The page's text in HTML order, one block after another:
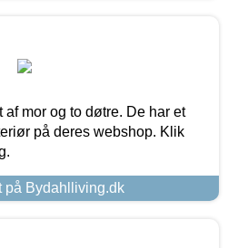
mor og to døtre. De har et
på deres webshop. Klik
på Bydahlliving.dk